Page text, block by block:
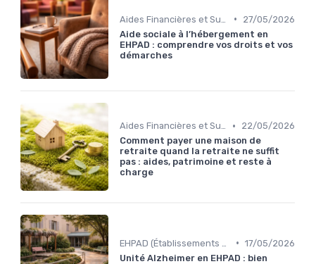
•
27/05/2026
Aide sociale à l’hébergement en
EHPAD : comprendre vos droits et vos
démarches
Aides Financières et Subventions •
22/05/2026
Comment payer une maison de
retraite quand la retraite ne suffit
pas : aides, patrimoine et reste à
charge
• 17/05/2026
Unité Alzheimer en EHPAD : bien